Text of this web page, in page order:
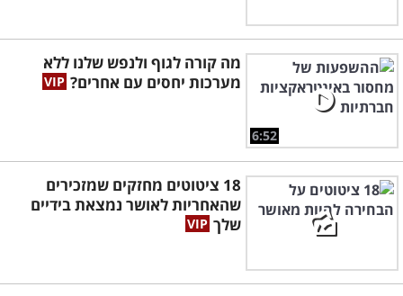
6:52
מה קורה לגוף ולנפש שלנו ללא
מערכות יחסים עם אחרים?
18 ציטוטים מחזקים שמזכירים
שהאחריות לאושר נמצאת בידיים
שלך